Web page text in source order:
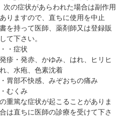
次の症状があらわれた場合は副作用
りますので、直ちに使用を中止
を持って医師、薬剤師又は登録販
て下さい。
・症状
疹・発赤、かゆみ、はれ、ヒリヒ
、水疱、色素沈着
胃部不快感、みぞおちの痛み
むくみ
重篤な症状が起こることがありま
は直ちに医師の診療を受けて下さ